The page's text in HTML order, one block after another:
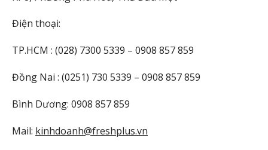
Điện thoại:
TP.HCM : (028) 7300 5339 – 0908 857 859
Đồng Nai : (0251) 730 5339 – 0908 857 859
Bình Dương: 0908 857 859
Mail: kinhdoanh@freshplus.vn